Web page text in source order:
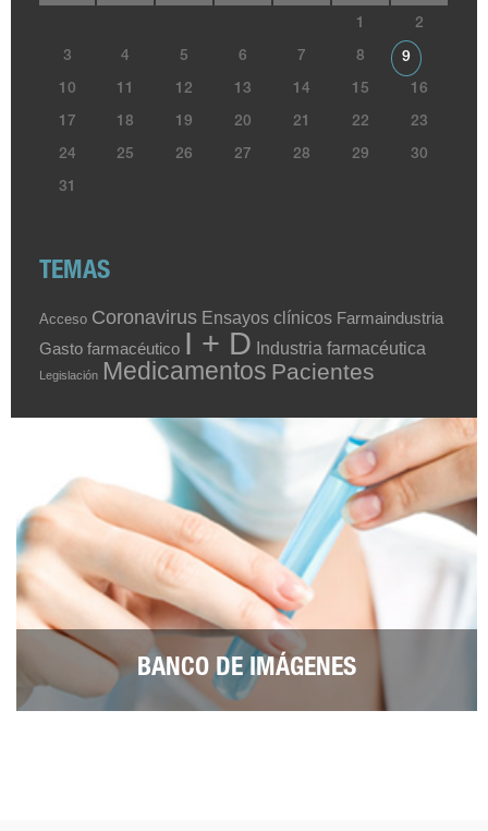
1 2
3 4 5 6 7 8 9
10 11 12 13 14 15 16
17 18 19 20 21 22 23
24 25 26 27 28 29 30
31
TEMAS
Acceso Coronavirus Ensayos clínicos Farmaindustria
Gasto farmacéutico I + D Industria farmacéutica
Legislación Medicamentos Pacientes
BANCO DE IMÁGENES